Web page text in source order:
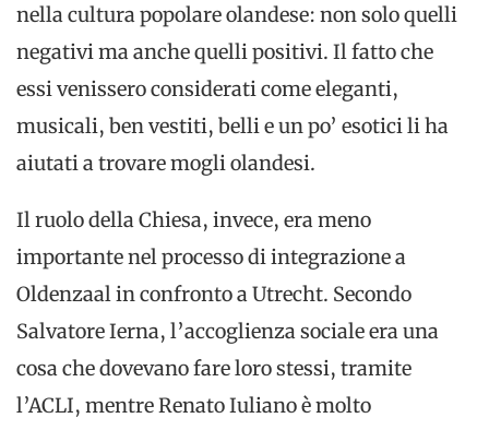
nella cultura popolare olandese: non solo quelli
negativi ma anche quelli positivi. Il fatto che
essi venissero considerati come eleganti,
musicali, ben vestiti, belli e un po’ esotici li ha
aiutati a trovare mogli olandesi.
Il ruolo della Chiesa, invece, era meno
importante nel processo di integrazione a
Oldenzaal in confronto a Utrecht. Secondo
Salvatore Ierna, l’accoglienza sociale era una
cosa che dovevano fare loro stessi, tramite
l’ACLI, mentre Renato Iuliano è molto